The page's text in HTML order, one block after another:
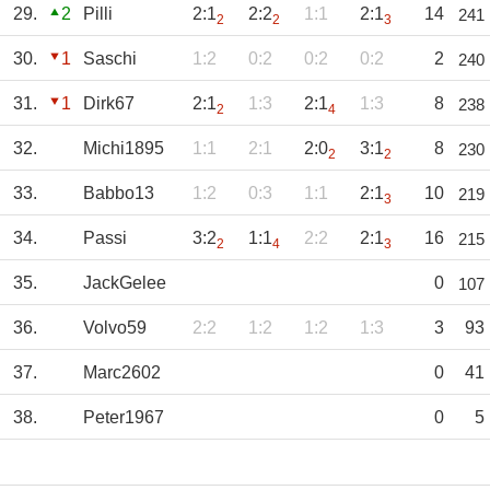
29. 2 Pilli 2:12 2:22 1:1 2:13 14 241
30. 1 Saschi 1:2 0:2 0:2 0:2 2 240
31. 1 Dirk67 2:12 1:3 2:14 1:3 8 238
32. Michi1895 1:1 2:1 2:02 3:12 8 230
33. Babbo13 1:2 0:3 1:1 2:13 10 219
34. Passi 3:22 1:14 2:2 2:13 16 215
35. JackGelee 0 107
36. Volvo59 2:2 1:2 1:2 1:3 3 93
37. Marc2602 0 41
38. Peter1967 0 5